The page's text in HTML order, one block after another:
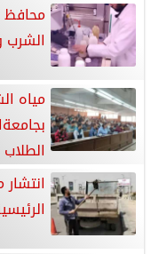
محافظ
الشرب
الطلاب